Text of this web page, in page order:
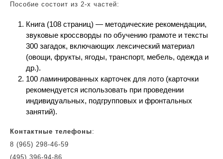
Пособие состоит из 2-х частей:
Книга (108 страниц) — методические рекомендации,
звуковые кроссворды по обучению грамоте и тексты
300 загадок, включающих лексический материал
(овощи, фрукты, ягоды, транспорт, мебель, одежда и
др.).
100 ламинированных карточек для лото (карточки
рекомендуется использовать при проведении
индивидуальных, подгрупповых и фронтальных
занятий).
Контактные телефоны:
8 (965) 298-46-59
(495) 396-94-86